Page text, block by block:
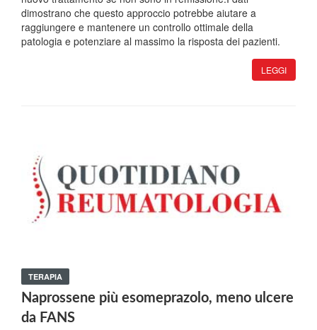
dimostrano che questo approccio potrebbe aiutare a
raggiungere e mantenere un controllo ottimale della
patologia e potenziare al massimo la risposta dei pazienti.
LEGGI
TERAPIA
Naprossene più esomeprazolo, meno ulcere
da FANS